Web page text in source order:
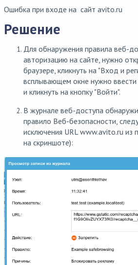
Ошибка при входе на сайт avito.ru
Решение
Для обнаружения правила веб-
авторизацию на сайте, нужно
браузере, кликнуть на "Вход и
всплывающем окне нужно ввести
и кликнуть на кнопку "Войти".
В журнале веб-доступа
правило Веб-безопасности,
исключения URL www.avito.ru из
на скриншоте):